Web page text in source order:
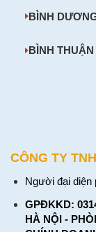
BÌNH
BÌNH THUẬN
CÔNG TY
Người đại diện
GPĐKKD:
HÀ NỘI -